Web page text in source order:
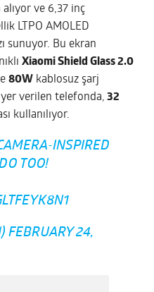
ve 6,37 inç
LTPO AMOLED
sunuyor. Bu ekran
Xiaomi Shield Glass 2.0
80W kablosuz şarj
verilen telefonda, 32
kullanılıyor.
INSPIRED
TOO!
FEBRUARY 24,